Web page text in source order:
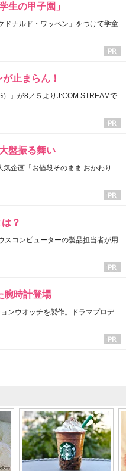
生の甲子園」
ドナルド・ワッペン」をつけて学童
止まらん！
』が8／５よりJ:COM STREAMで
盤振る舞い
企画「お値段そのまま おかわり
？
スコンピューターの製品担当者が用
腕時計登場
ンウオッチを製作。ドラマプロデ